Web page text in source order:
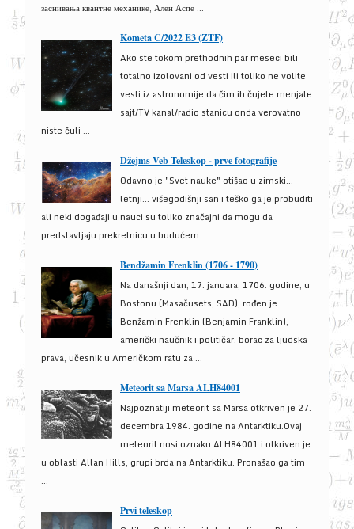
заснивања квантне механике, Ален Аспе ...
Kometa C/2022 E3 (ZTF)
Ako ste tokom prethodnih par meseci bili
totalno izolovani od vesti ili toliko ne volite
vesti iz astronomije da čim ih čujete menjate
sajt/TV kanal/radio stanicu onda verovatno
niste čuli ...
Džejms Veb Teleskop - prve fotografije
Odavno je "Svet nauke" otišao u zimski...
letnji... višegodišnji san i teško ga je probuditi
ali neki događaji u nauci su toliko značajni da mogu da
predstavljaju prekretnicu u budućem ...
Bendžamin Frenklin (1706 - 1790)
Na današnji dan, 17. januara, 1706. godine, u
Bostonu (Masačusets, SAD), rođen je
Benžamin Frenklin (Benjamin Franklin),
američki naučnik i političar, borac za ljudska
prava, učesnik u Američkom ratu za ...
Meteorit sa Marsa ALH84001
Najpoznatiji meteorit sa Marsa otkriven je 27.
decembra 1984. godine na Antarktiku.Ovaj
meteorit nosi oznaku ALH84001 i otkriven je
u oblasti Allan Hills, grupi brda na Antarktiku. Pronašao ga tim
...
Prvi teleskop